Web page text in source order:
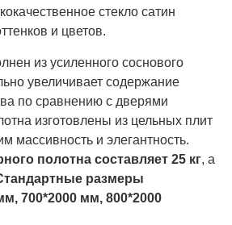
стекло сатин
и цветов.
из усиленного соснового
увеличивает содержание
по сравнению с дверями
изготовлены из цельных плит
массивность и элегантность.
полотна составляет 25 кг, а
размеры
700*2000 мм, 800*2000